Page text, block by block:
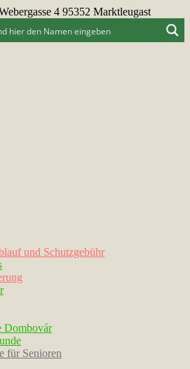
4 95352 Marktleugast
und Schutzgebühr
Dombovár
für Senioren